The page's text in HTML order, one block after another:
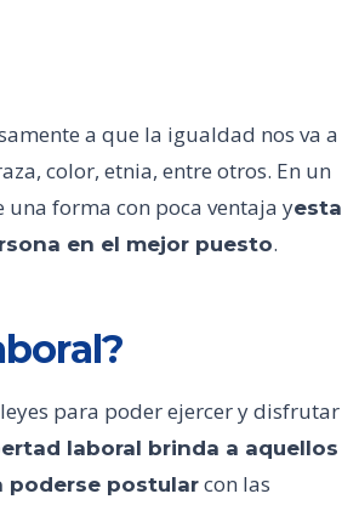
a que la igualdad nos va a
color, etnia, entre otros. En un
forma con poca ventaja yesta
en el mejor puesto.
para poder ejercer y disfrutar
laboral brinda a aquellos
poderse postularcon las